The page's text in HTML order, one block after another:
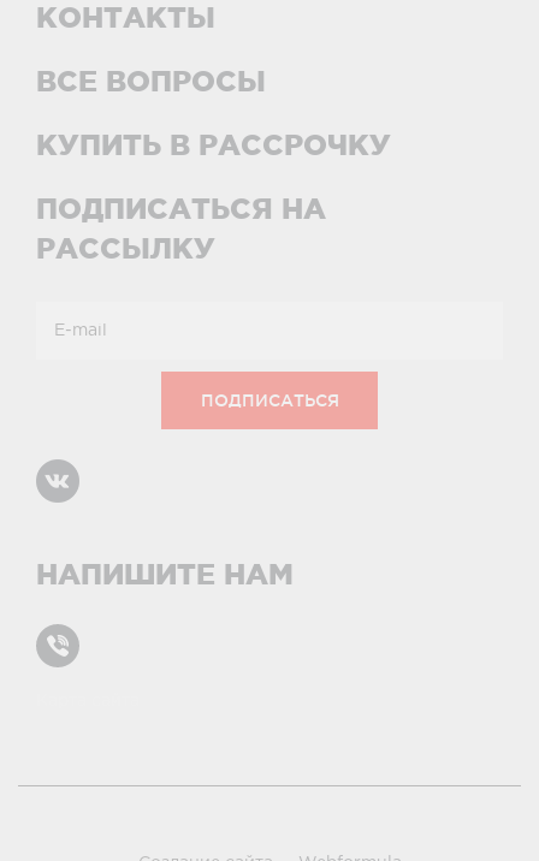
КОНТАКТЫ
ВСЕ ВОПРОСЫ
КУПИТЬ В РАССРОЧКУ
ПОДПИСАТЬСЯ НА
РАССЫЛКУ
НАПИШИТЕ НАМ
условиями и принципами